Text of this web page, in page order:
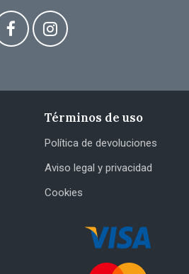
Términos de uso
Política de devoluciones
Aviso legal y privacidad
Cookies